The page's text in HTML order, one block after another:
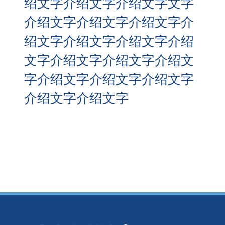
绍文字介绍文字介绍文字文字
介绍文字介绍文字介绍文字介
绍文字介绍文字介绍文字介绍
文字介绍文字介绍文字介绍文
字介绍文字介绍文字介绍文字
介绍文字介绍文字